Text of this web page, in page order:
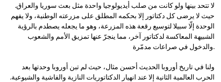
لا تتحد بينها ولو كانت من صلب أيديولوجيا واحدة مثل بعث سوريا والعراق.
حيث لا يرضى كل دكتاتور إلا بحكمه المطلق على مزرعته الوطنية، ولا يفهم
الوحدة إلّا سبيلا لتوسيع رقعة هذه المزرعة، وهو ما يجعله يصطدم بالرؤية
الشبيهة المعاكسة لدكتاتور آخر، مما ينجرّ عنها تمزيق الأمم والشعوب
والدخول في صراعات مدمّرة.
ولنا في تاريخ أوروبا الحديث أحسن مثال، حيث لم تبن أوروبا وحدتها بعد
الحرب العالمية الثانية إلا عند انهيار الدكتاتوريات النازية والفاشية والشيوعية.